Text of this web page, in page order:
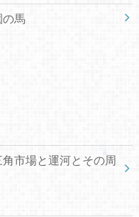
の馬
市場と運河とその周